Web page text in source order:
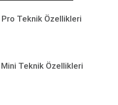
Teknik Özellikleri
Teknik Özellikleri